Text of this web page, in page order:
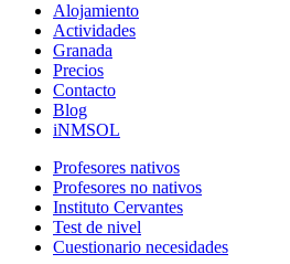
Alojamiento
Actividades
Granada
Precios
Contacto
Blog
iNMSOL
Profesores nativos
Profesores no nativos
Instituto Cervantes
Test de nivel
Cuestionario necesidades